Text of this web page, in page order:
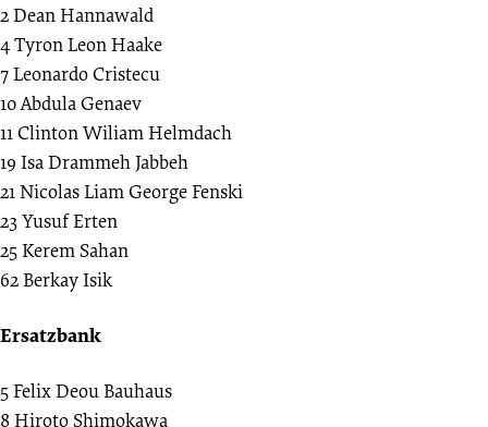
2Dean Hannawald
4Tyron Leon Haake
7Leonardo Cristecu
10Abdula Genaev
11Clinton Wiliam Helmdach
19 Isa Drammeh Jabbeh
21Nicolas Liam George Fenski
23Yusuf Erten
25Kerem Sahan
62Berkay Isik
Ersatzbank
5Felix Deou Bauhaus
8Hiroto Shimokawa